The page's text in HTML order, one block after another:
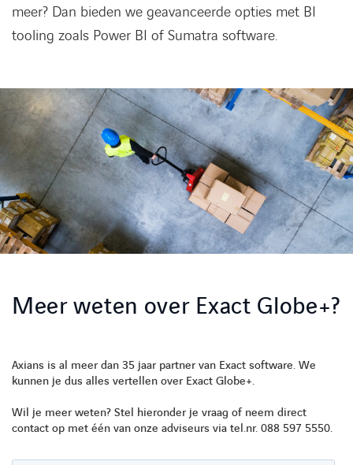
meer? Dan bieden we geavanceerde opties met BI
tooling zoals Power BI of Sumatra software.
Meer weten over Exact Globe+?
Axians is al meer dan 35 jaar partner van Exact software. We
kunnen je dus alles vertellen over Exact Globe+.
Wil je meer weten? Stel hieronder je vraag of neem direct
contact op met één van onze adviseurs via tel.nr. 088 597 5550.